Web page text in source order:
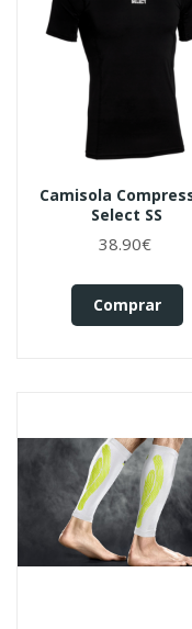
Camisola
Select SS
38.90€
Comprar